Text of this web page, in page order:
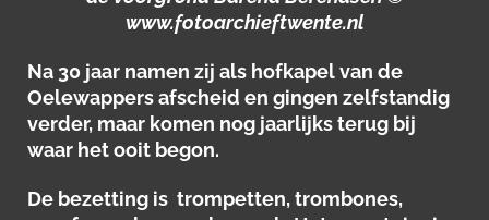
www.fotoarchieftwente.nl
Na 30 jaar namen zij als hofkapel van de
Oelewappers afscheid en gingen zelfstandig
verder, maar komen nog jaarlijks terug bij
waar het ooit begon.
De bezetting is trompetten, trombones,